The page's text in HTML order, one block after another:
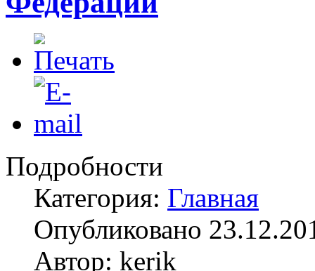
Подробности
Категория: Главная
Опубликовано
Автор: kerik